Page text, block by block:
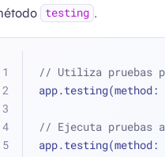
testing .
// Utiliza pruebas
// Ejecuta pruebas